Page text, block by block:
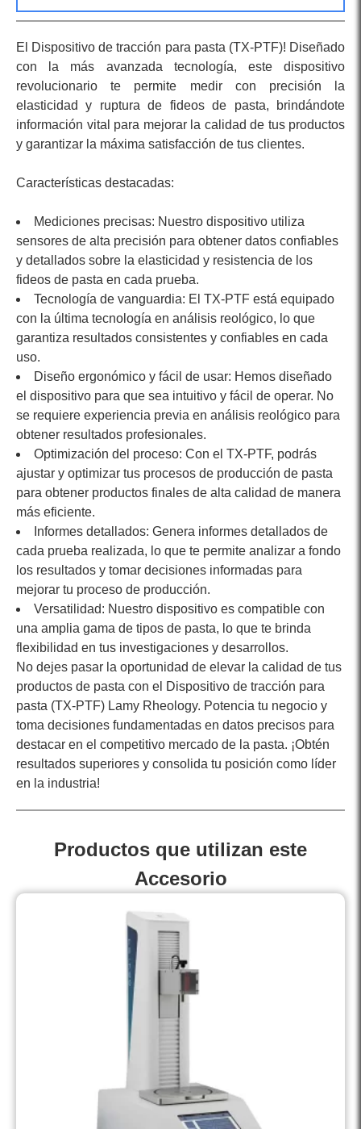
El Dispositivo de tracción para pasta (TX-PTF)! Diseñado
con la más avanzada tecnología, este dispositivo
revolucionario te permite medir con precisión la
elasticidad y ruptura de fideos de pasta, brindándote
información vital para mejorar la calidad de tus productos
y garantizar la máxima satisfacción de tus clientes.
Características destacadas:
Mediciones precisas: Nuestro dispositivo utiliza
sensores de alta precisión para obtener datos confiables
y detallados sobre la elasticidad y resistencia de los
fideos de pasta en cada prueba.
Tecnología de vanguardia: El TX-PTF está equipado
con la última tecnología en análisis reológico, lo que
garantiza resultados consistentes y confiables en cada
uso.
Diseño ergonómico y fácil de usar: Hemos diseñado
el dispositivo para que sea intuitivo y fácil de operar. No
se requiere experiencia previa en análisis reológico para
obtener resultados profesionales.
Optimización del proceso: Con el TX-PTF, podrás
ajustar y optimizar tus procesos de producción de pasta
para obtener productos finales de alta calidad de manera
más eficiente.
Informes detallados: Genera informes detallados de
cada prueba realizada, lo que te permite analizar a fondo
los resultados y tomar decisiones informadas para
mejorar tu proceso de producción.
Versatilidad: Nuestro dispositivo es compatible con
una amplia gama de tipos de pasta, lo que te brinda
flexibilidad en tus investigaciones y desarrollos.
No dejes pasar la oportunidad de elevar la calidad de tus
productos de pasta con el Dispositivo de tracción para
pasta (TX-PTF) Lamy Rheology. Potencia tu negocio y
toma decisiones fundamentadas en datos precisos para
destacar en el competitivo mercado de la pasta. ¡Obtén
resultados superiores y consolida tu posición como líder
en la industria!
Productos que utilizan este
Accesorio